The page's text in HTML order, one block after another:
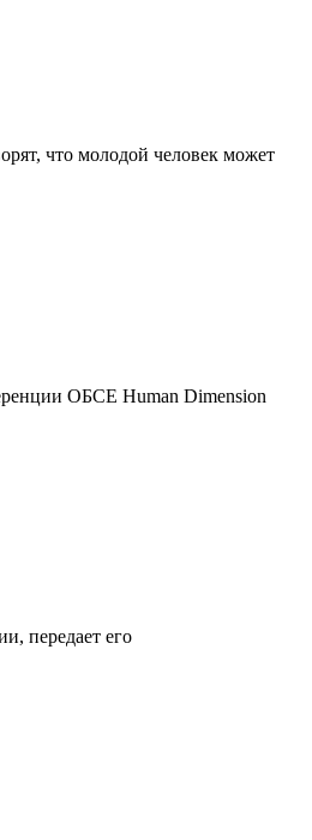
что молодой человек может
ОБСЕ Human Dimension
передает его